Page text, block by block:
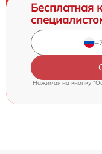
Бесплатная
Нажимая на кнопку